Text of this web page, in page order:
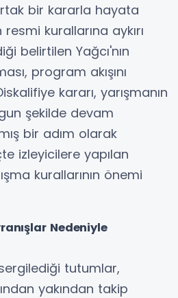
bir kararla hayata
resmi kurallarına aykırı
belirtilen Yağcı'nın
program akışını
kararı, yarışmanın
şekilde devam
bir adım olarak
izleyicilere yapılan
kurallarının önemi
Nedeniyle
tutumlar,
yakından takip